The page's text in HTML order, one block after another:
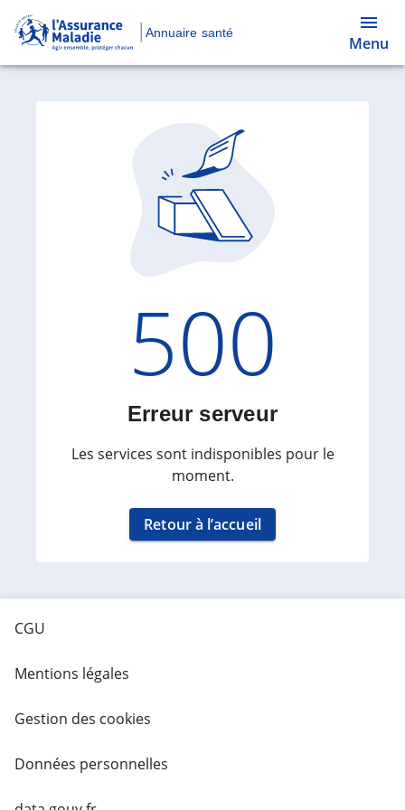
Annuaire santé
Menu
Code
500
Erreur serveur
Les services sont indisponibles pour le
moment.
Retour à l’accueil
CGU
Mentions légales
Gestion des cookies
Données personnelles